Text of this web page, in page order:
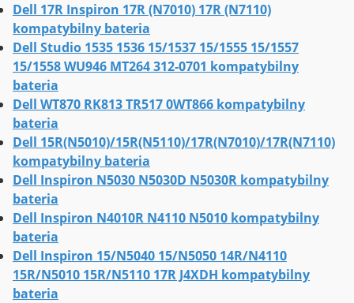
Dell 17R Inspiron 17R (N7010) 17R (N7110)
kompatybilny bateria
Dell Studio 1535 1536 15/1537 15/1555 15/1557
15/1558 WU946 MT264 312-0701 kompatybilny
bateria
Dell WT870 RK813 TR517 0WT866 kompatybilny
bateria
Dell 15R(N5010)/15R(N5110)/17R(N7010)/17R(N7110)
kompatybilny bateria
Dell Inspiron N5030 N5030D N5030R kompatybilny
bateria
Dell Inspiron N4010R N4110 N5010 kompatybilny
bateria
Dell Inspiron 15/N5040 15/N5050 14R/N4110
15R/N5010 15R/N5110 17R J4XDH kompatybilny
bateria